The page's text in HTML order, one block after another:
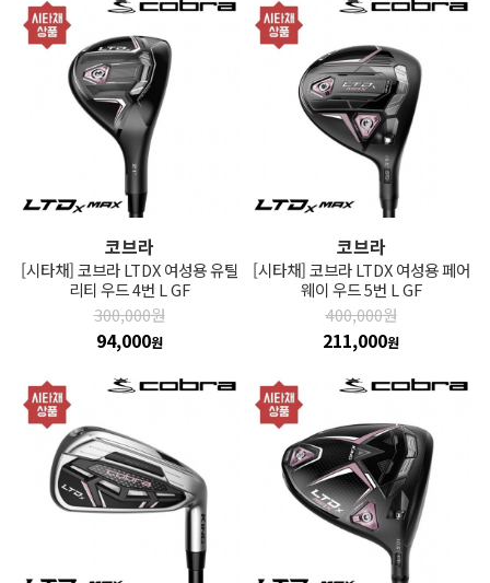
코브라
[시타채] 코브라 LTDX 여성용 유틸
리티 우드 4번 L GF
300,000원
94,000원
코브라
[시타채] 코브라 LTDX 여성용 페어
웨이 우드 5번 L GF
400,000원
211,000원